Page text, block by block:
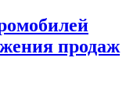
продаж